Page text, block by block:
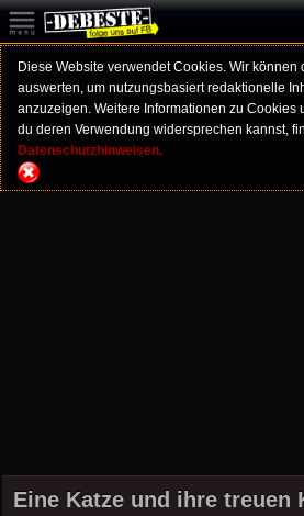
Diese Website verwendet Cookies. Wir können
auswerten, um nutzungsbasiert redaktionelle
anzuzeigen. Weitere Informationen zu Cookies
du deren Verwendung widersprechen kannst,
Datenschutzhinweisen.
Eine Katze und ihre treuen